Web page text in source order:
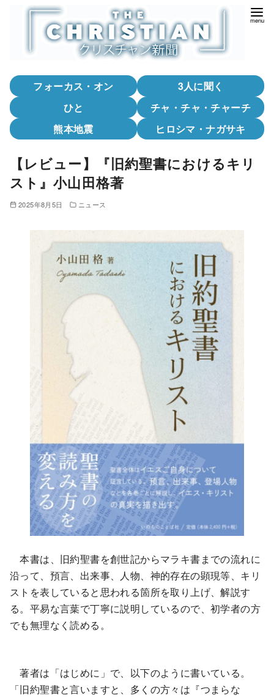
フォーカス・オン
3人に聞く
ひと
チャ・チャ・チャーチ
熊本地震
ヒロシマ・ナガサキ
【レビュー】『旧約聖書におけるキリ
スト』小山田格著
2025年8月5日 ニュース
本書は、旧約聖書を創世記からマラキ書までの流れに
沿って、預言、出来事、人物、神的存在の顕現等、キリ
ストを表していると思われる箇所を取り上げ、解説す
る。平易な言葉で丁寧に説明しているので、初学者の方
でも無理なく読める。
著者は「はじめに」で、以下のように書いている。
「旧約聖書と言いますと、多くの方々は『つまらな